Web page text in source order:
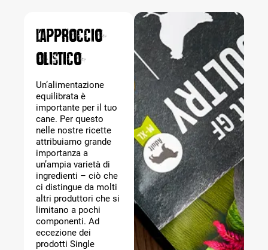
L’approccio
olistico
Un’alimentazione
equilibrata è
importante per il tuo
cane. Per questo
nelle nostre ricette
attribuiamo grande
importanza a
un’ampia varietà di
ingredienti – ciò che
ci distingue da molti
altri produttori che si
limitano a pochi
componenti. Ad
eccezione dei
prodotti Single